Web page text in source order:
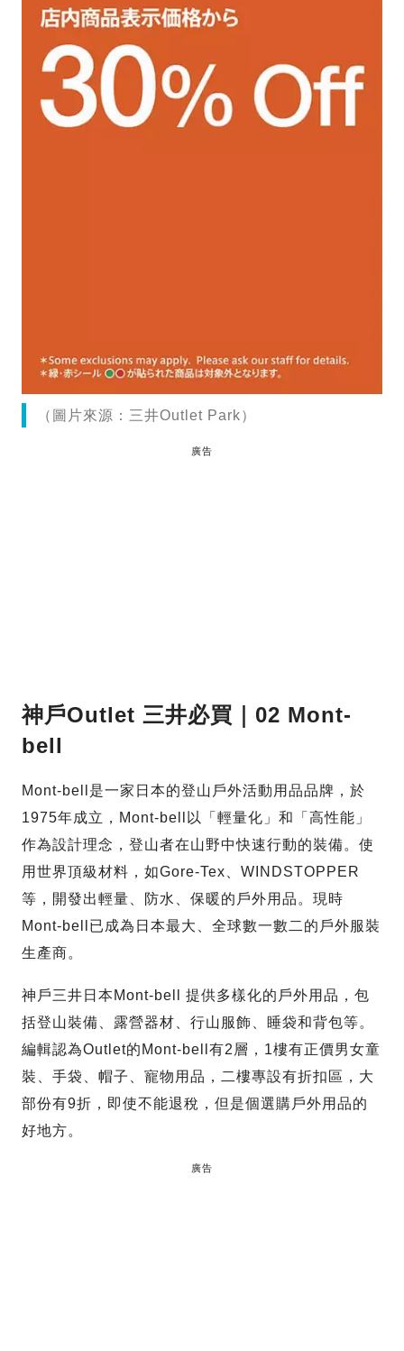
（圖片來源：三井Outlet Park）
廣告
神戶Outlet 三井必買｜02 Mont-
bell
Mont-bell是一家日本的登山戶外活動用品品牌，於
1975年成立，Mont-bell以「輕量化」和「高性能」
作為設計理念，登山者在山野中快速行動的裝備。使
用世界頂級材料，如Gore-Tex、WINDSTOPPER
等，開發出輕量、防水、保暖的戶外用品。現時
Mont-bell已成為日本最大、全球數一數二的戶外服裝
生產商。
神戶三井日本Mont-bell 提供多樣化的戶外用品，包
括登山裝備、露營器材、行山服飾、睡袋和背包等。
編輯認為Outlet的Mont-bell有2層，1樓有正價男女童
裝、手袋、帽子、寵物用品，二樓專設有折扣區，大
部份有9折，即使不能退稅，但是個選購戶外用品的
好地方。
廣告